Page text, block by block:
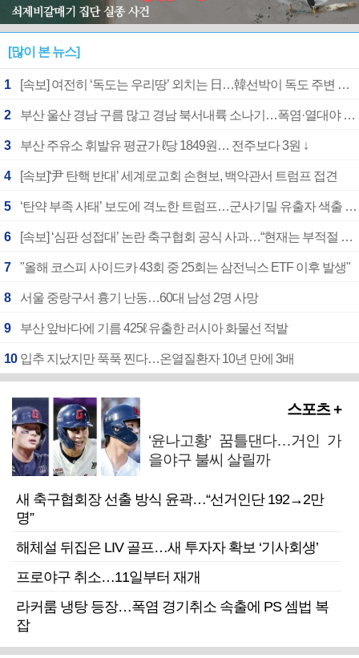
[많이 본 뉴스]
1 [속보] 여전히 ‘독도는 우리땅’ 외치는 日…韓선박이 독도 주변 해양조사 활동하자 반발
2 부산 울산 경남 구름 많고 경남 북서내륙 소나기…폭염·열대야 계속
3 부산 주유소 휘발유 평균가 ℓ당 1849원… 전주보다 3원 ↓
4 [속보]‘尹 탄핵 반대’ 세계로교회 손현보, 백악관서 트럼프 접견
5 ‘탄약 부족 사태’ 보도에 격노한 트럼프…군사기밀 유출자 색출 지시
6 [속보] ‘심판 성접대’ 논란 축구협회 공식 사과…“현재는 부적절 행위 없어”
7 "올해 코스피 사이드카 43회 중 25회는 삼전닉스 ETF 이후 발생"
8 서울 중랑구서 흉기 난동…60대 남성 2명 사망
9 부산 앞바다에 기름 425ℓ 유출한 러시아 화물선 적발
10 입추 지났지만 푹푹 찐다…온열질환자 10년 만에 3배
스포츠 +
‘윤나고황’ 꿈틀댄다…거인 가
을야구 불씨 살릴까
새 축구협회장 선출 방식 윤곽…“선거인단 192→2만
명”
해체설 뒤집은 LIV 골프…새 투자자 확보 ‘기사회생’
프로야구 취소…11일부터 재개
라커룸 냉탕 등장…폭염 경기취소 속출에 PS 셈법 복
잡